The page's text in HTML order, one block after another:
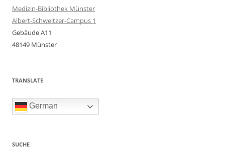
Medizin-Bibliothek Münster
Albert-Schweitzer-Campus 1
Gebäude A11
48149 Münster
TRANSLATE
German
SUCHE